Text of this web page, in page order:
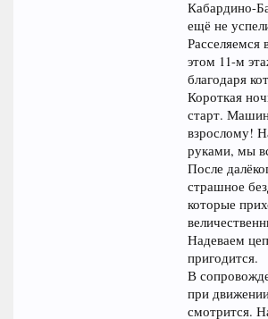
Кабардино-
ещё не
Расселяемся
этом 11-м
благодаря
Короткая
старт.
взрослому!
руками, мы
После
страшное
которые
Надеваем
пригодится.
В
при
смотрится.